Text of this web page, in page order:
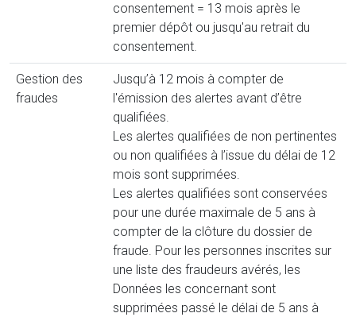
consentement = 13 mois après le
premier dépôt ou jusqu'au retrait du
consentement.
Gestion des
fraudes
Jusqu’à 12 mois à compter de
l'émission des alertes avant d’être
qualifiées.
Les alertes qualifiées de non pertinentes
ou non qualifiées à l’issue du délai de 12
mois sont supprimées.
Les alertes qualifiées sont conservées
pour une durée maximale de 5 ans à
compter de la clôture du dossier de
fraude. Pour les personnes inscrites sur
une liste des fraudeurs avérés, les
Données les concernant sont
supprimées passé le délai de 5 ans à